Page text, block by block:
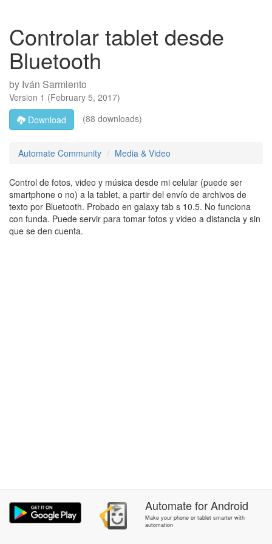
Controlar tablet desde
Bluetooth
by Iván Sarmiento
Version 1 (February 5, 2017)
Download
(88 downloads)
Automate Community Media & Video
Control de fotos, video y música desde mi celular (puede ser
smartphone o no) a la tablet, a partir del envío de archivos de
texto por Bluetooth. Probado en galaxy tab s 10.5. No funciona
con funda. Puede servir para tomar fotos y video a distancia y sin
que se den cuenta.
AutomateforAndroid
Make your phone or tablet smarter with
automation